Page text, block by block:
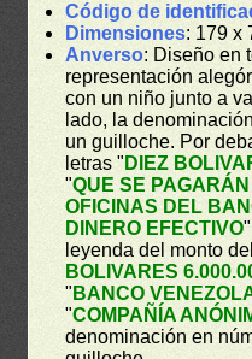
Código de
Dimensiones: 179 x
Anverso: Diseño en
representación
con un niño junto a
lado, la
un guilloche. Por
letras " DIEZ
"QUE SE
OFICINAS DEL
DINERO EFECTIVO
leyenda del monto
BOLIVARES
" BANCO
"COMPAÑÍA
denominación en